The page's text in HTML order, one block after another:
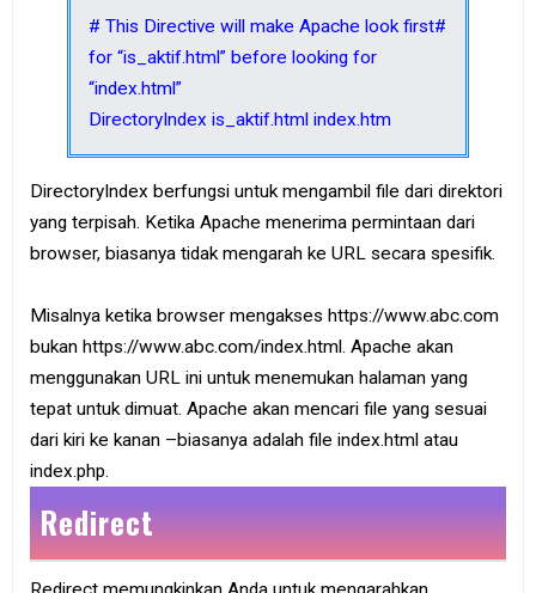
# This Directive will make Apache look first#
for “is_aktif.html” before looking for
“index.html”
DirectoryIndex is_aktif.html index.htm
DirectoryIndex berfungsi untuk mengambil file dari direktori
yang terpisah. Ketika Apache menerima permintaan dari
browser, biasanya tidak mengarah ke URL secara spesifik.
Misalnya ketika browser mengakses https://www.abc.com
bukan https://www.abc.com/index.html. Apache akan
menggunakan URL ini untuk menemukan halaman yang
tepat untuk dimuat. Apache akan mencari file yang sesuai
dari kiri ke kanan –biasanya adalah file index.html atau
index.php.
Redirect